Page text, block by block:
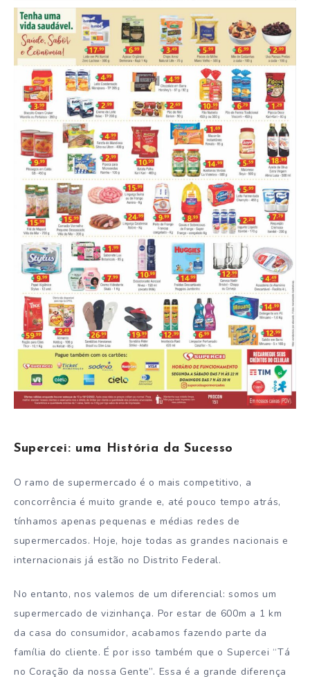
Supercei: uma História da Sucesso
O ramo de supermercado é o mais competitivo, a
concorrência é muito grande e, até pouco tempo atrás,
tínhamos apenas pequenas e médias redes de
supermercados. Hoje, hoje todas as grandes nacionais e
internacionais já estão no Distrito Federal.
No entanto, nos valemos de um diferencial: somos um
supermercado de vizinhança. Por estar de 600m a 1 km
da casa do consumidor, acabamos fazendo parte da
família do cliente. É por isso também que o Supercei “Tá
no Coração da nossa Gente”. Essa é a grande diferença